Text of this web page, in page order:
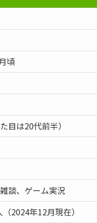
頃
目は20代前半）
談、ゲーム実況
2024年12月現在）